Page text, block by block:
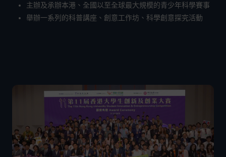
主辦及承辦本港、全國以至全球最大規模的青少年科學賽事
舉辦一系列的科普講座、創意工作坊、科學創意探究活動